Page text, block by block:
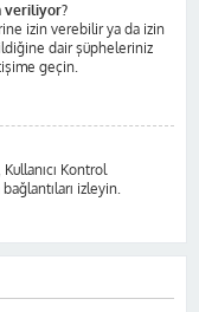
veriliyor?
izin verebilir ya da izin
dair şüpheleriniz
geçin.
Kontrol
izleyin.